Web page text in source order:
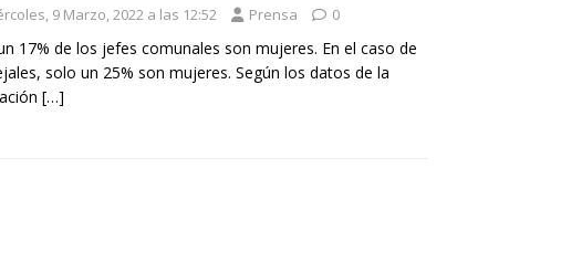
9 Marzo, 2022 a las 12:52 Prensa 0
17% de los jefes comunales son mujeres. En el caso de
solo un 25% son mujeres. Según los datos de la
[…]